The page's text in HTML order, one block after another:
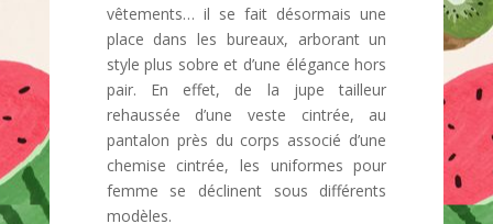
vêtements… il se fait désormais une
place dans les bureaux, arborant un
style plus sobre et d’une élégance hors
pair. En effet, de la jupe tailleur
rehaussée d’une veste cintrée, au
pantalon près du corps associé d’une
chemise cintrée, les uniformes pour
femme se déclinent sous différents
modèles.